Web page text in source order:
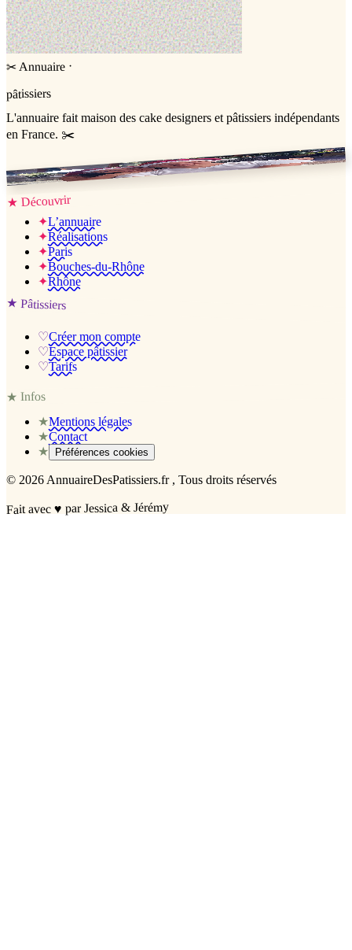
✂ Annuaire ·
pâtissiers
L'annuaire fait maison des cake designers et pâtissiers indépendants
en France. ✂️
Jessica & Jérémy ♡
★ Découvrir
✦L’annuaire
✦Réalisations
✦Paris
✦Bouches-du-Rhône
✦Rhône
★ Pâtissiers
♡Créer mon compte
♡Espace pâtissier
♡Tarifs
★Infos
★Mentions légales
★Contact
★
Préférences cookies
© 2026 AnnuaireDesPatissiers.fr , Tous droits réservés
Fait avec♥ par Jessica & Jérémy